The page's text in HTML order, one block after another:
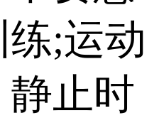
;运动
静止时